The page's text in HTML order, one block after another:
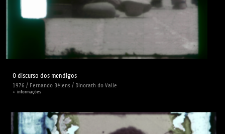
O discurso dos mendigos
1976 / Fernando Bélens / Dinorath do Valle
+ informações